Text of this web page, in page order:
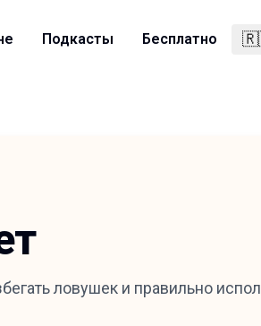
Подкасты Бесплатно
ловушек и правильно